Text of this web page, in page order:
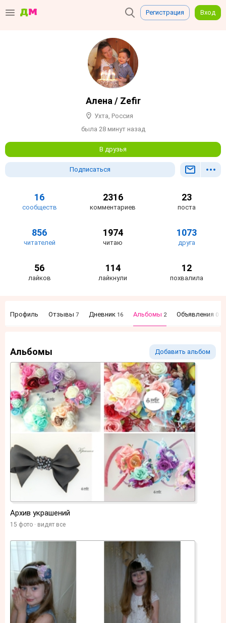
Регистрация Вход
Алена / Zefir
Ухта, Россия
была 28 минут назад
В друзья
Подписаться
16
сообществ
2316
комментариев
23
поста
856
читателей
1974
читаю
1073
друга
56
лайков
114
лайкнули
12
похвалила
Профиль Отзывы 7 Дневник 16 Альбомы 2 Объявления 0
Альбомы Добавить альбом
Архив украшений
15 фото видят все